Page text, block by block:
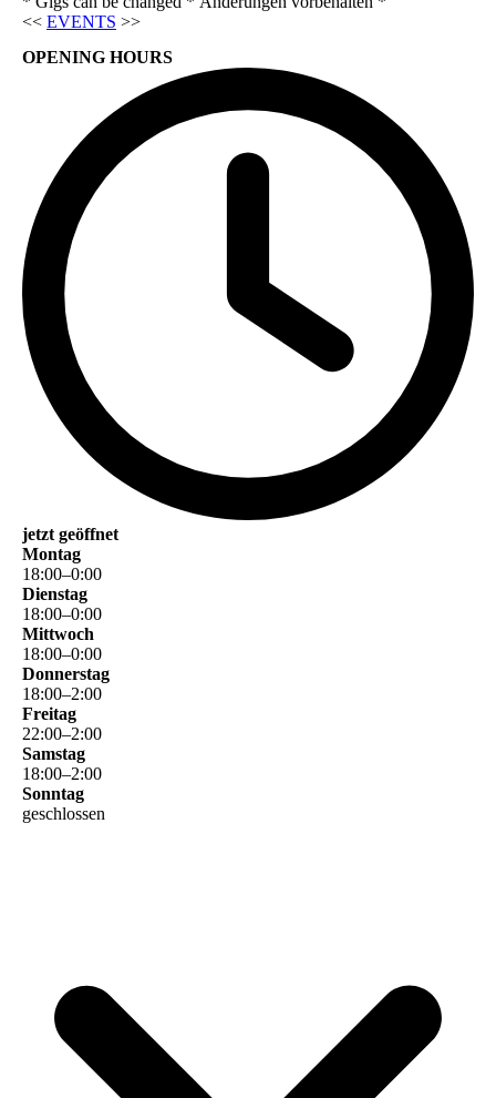
<< EVENTS >>
OPENING HOURS
jetzt geöffnet
Montag
18:00–0:00
Dienstag
18:00–0:00
Mittwoch
18:00–0:00
Donnerstag
18:00–2:00
Freitag
22:00–2:00
Samstag
18:00–2:00
Sonntag
geschlossen